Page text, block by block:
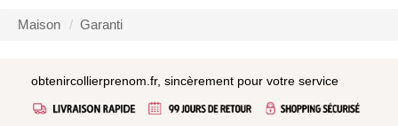
Maison Garanti
obtenircollierprenom.fr, sincèrement pour votre service